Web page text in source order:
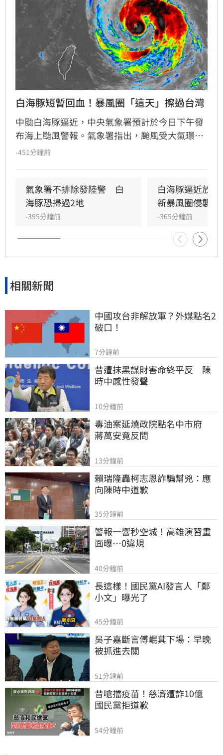
白海豚短暫回血！暴風圈「這天」擦過台灣
中颱白海豚逼近，中央氣象署預計於今日下午發
布海上颱風警報。氣象署指出，颱風受大氣環境
影響持續偏西移動，週末將是距離台灣最近的時
區需嚴防豪雨，東北部及中南部亦有局部大雨與
陣雨風險。週六晚間至週日是影響最劇烈期間，
民眾務必留意最新氣象資訊，並做好防颱準備，
特別是馬祖地區與北部沿海民眾應加強戒備。
-451分鐘前
氣象署不排除發陸警　白
海豚恐掃過2地
-395分鐘前
白海豚逼近放
新暴風圈侵襲率
-365分鐘前
相關新聞
中國攻台非解放軍？外媒點名2
破口！
7分鐘前
昔遭抹黑謀財害命終平反　陳
時中感性發聲
10分鐘前
毒油案延燒政院點名中市府
蔣萬安竟反問
13分鐘前
賴瑞隆轟柯志恩詐騙幫兇：應
向陳時中道歉
35分鐘前
警報一響秒空城！高雄演習畫
面曝…0違規
40分鐘前
長這樣！國民黨AI發言人「鄭
小文」曝光了
45分鐘前
吳子嘉斷言傅崐萁下場：早晚
被抓進去關
51分鐘前
昔嗆擋疫苗！慈濟遭詐10億
國民黨拒道歉
54分鐘前